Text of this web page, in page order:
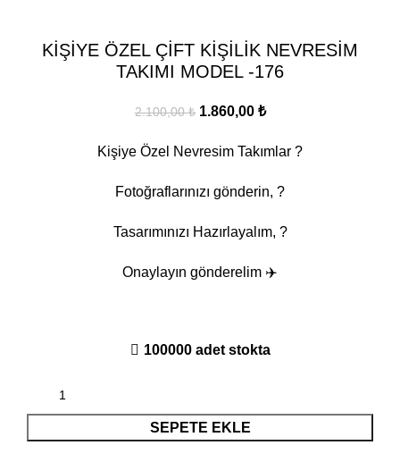
KİŞİYE ÖZEL ÇİFT KİŞİLİK NEVRESİM
TAKIMI MODEL -176
2.100,00₺ Orijinal
2.100,00 ₺.
1.860,00 ₺Şu
fiyat:
Kişiye Özel Nevresim Takımlar ?
Fotoğraflarınızı gönderin, ?
Tasarımınızı Hazırlayalım, ?
Onaylayın gönderelim ✈️
100000 adet stokta
SEPETE EKLE